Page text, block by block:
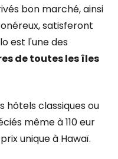
bon marché, ainsi
satisferont
est l'une des
de toutes les îles
hôtels classiques ou
même à 110 eur
unique à Hawaï.